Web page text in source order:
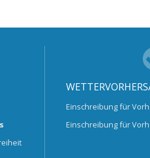
Einschreibung für
Einschreibung für